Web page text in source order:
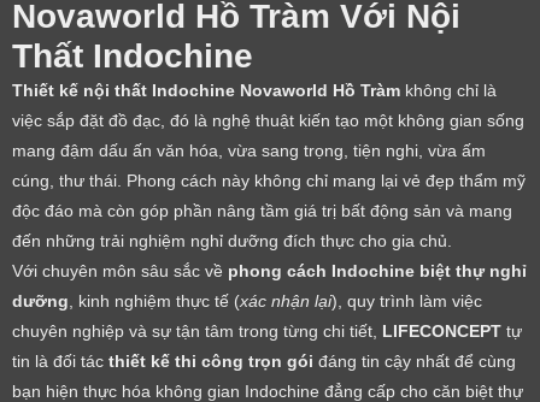
Novaworld Hồ Tràm Với Nội
Thất Indochine
Thiết kế nội thất Indochine Novaworld Hồ Tràm không chỉ là
việc sắp đặt đồ đạc, đó là nghệ thuật kiến tạo một không gian sống
mang đậm dấu ấn văn hóa, vừa sang trọng, tiện nghi, vừa ấm
cúng, thư thái. Phong cách này không chỉ mang lại vẻ đẹp thẩm mỹ
độc đáo mà còn góp phần nâng tầm giá trị bất động sản và mang
đến những trải nghiệm nghỉ dưỡng đích thực cho gia chủ.
Với chuyên môn sâu sắc về phong cách Indochine biệt thự nghỉ
dưỡng , kinh nghiệm thực tế (xác nhận lại), quy trình làm việc
chuyên nghiệp và sự tận tâm trong từng chi tiết, LIFECONCEPT tự
tin là đối tác thiết kế thi công trọn gói đáng tin cậy nhất để cùng
bạn hiện thực hóa không gian Indochine đẳng cấp cho căn biệt thự
Cảm ơn quý khách đã để lại thông tin.
Chúng tôi sẽ liên hệ lại trong thời gian sớm nhất